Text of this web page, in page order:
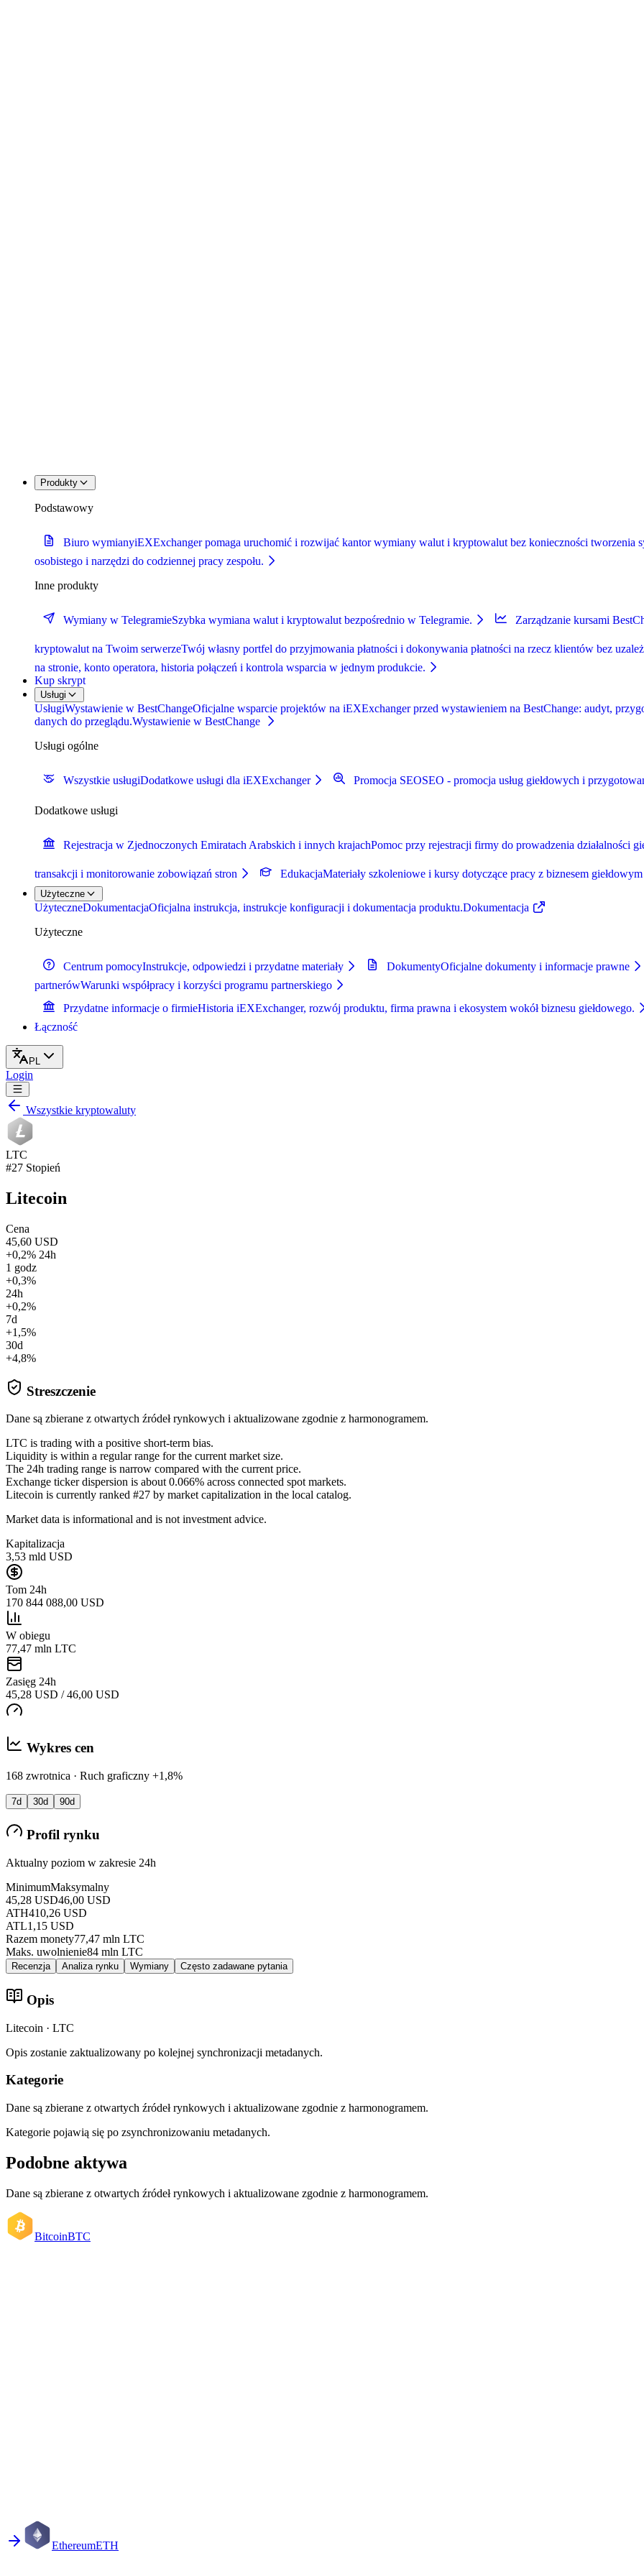
Produkty
Podstawowy
Biuro wymianyiEXExchanger pomaga uruchomić i rozwijać kantor wymiany walut i kryptowalut bez konieczności tworzenia
osobistego i narzędzi do codziennej pracy zespołu.
Inne produkty
Wymiany w TelegramieSzybka wymiana walut i kryptowalut bezpośrednio w Telegramie. Zarządzanie kursami
kryptowalut na Twoim serwerzeTwój własny portfel do przyjmowania płatności i dokonywania płatności na rzecz klientów bez
na stronie, konto operatora, historia połączeń i kontrola wsparcia w jednym produkcie.
Kup skrypt
Usługi
UsługiWystawienie w BestChangeOficjalne wsparcie projektów na iEXExchanger przed wystawieniem na BestChange: audyt,
danych do przeglądu.Wystawienie w BestChange
Usługi ogólne
Wszystkie usługiDodatkowe usługi dla iEXExchanger Promocja SEOSEO - promocja usług giełdowych i
Dodatkowe usługi
Rejestracja w Zjednoczonych Emiratach Arabskich i innych krajachPomoc przy rejestracji firmy do prowadzenia działalności
transakcji i monitorowanie zobowiązań stron EdukacjaMateriały szkoleniowe i kursy dotyczące pracy z biznesem giełdowym
Użyteczne
UżyteczneDokumentacjaOficjalna instrukcja, instrukcje konfiguracji i dokumentacja produktu.Dokumentacja
Użyteczne
Centrum pomocyInstrukcje, odpowiedzi i przydatne materiały DokumentyOficjalne dokumenty i informacje prawne
partnerówWarunki współpracy i korzyści programu partnerskiego
Przydatne informacje o firmieHistoria iEXExchanger, rozwój produktu, firma prawna i ekosystem wokół biznesu giełdowego.
Łączność
PL
Login
Wszystkie kryptowaluty
LTC
#27 Stopień
Litecoin
Cena
45,60 USD
+0,2% 24h
1 godz
+0,3%
24h
+0,2%
7d
+1,5%
30d
+4,8%
Streszczenie
Dane są zbierane z otwartych źródeł rynkowych i aktualizowane zgodnie z harmonogramem.
LTC is trading with a positive short-term bias.
Liquidity is within a regular range for the current market size.
The 24h trading range is narrow compared with the current price.
Exchange ticker dispersion is about 0.066% across connected spot markets.
Litecoin is currently ranked #27 by market capitalization in the local catalog.
Market data is informational and is not investment advice.
Kapitalizacja
3,53 mld USD
Tom 24h
170 844 088,00 USD
W obiegu
77,47 mln LTC
Zasięg 24h
45,28 USD / 46,00 USD
Wykres cen
168 zwrotnica · Ruch graficzny +1,8%
7d 30d 90d
Profil rynku
Aktualny poziom w zakresie 24h
MinimumMaksymalny
45,28 USD46,00 USD
ATH410,26 USD
ATL1,15 USD
Razem monety77,47 mln LTC
Maks. uwolnienie84 mln LTC
Recenzja Analiza rynku Wymiany Często zadawane pytania
Opis
Litecoin · LTC
Opis zostanie zaktualizowany po kolejnej synchronizacji metadanych.
Kategorie
Dane są zbierane z otwartych źródeł rynkowych i aktualizowane zgodnie z harmonogramem.
Kategorie pojawią się po zsynchronizowaniu metadanych.
Podobne aktywa
Dane są zbierane z otwartych źródeł rynkowych i aktualizowane zgodnie z harmonogramem.
BitcoinBTC
EthereumETH